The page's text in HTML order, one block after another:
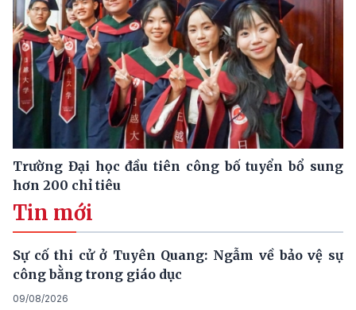
Trường Đại học đầu tiên công bố tuyển bổ sung
hơn 200 chỉ tiêu
Tin mới
Sự cố thi cử ở Tuyên Quang: Ngẫm về bảo vệ sự
công bằng trong giáo dục
09/08/2026